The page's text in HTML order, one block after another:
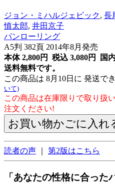
ジョン・ミハルジェビック, 長
慎太郎, 井田京子
パンローリング
A5判 382頁 2014年8月発売
本体 2,800円 税込 3,080円
国内
送料無料です。
この商品は 8月10日に 発送で
いて)
この商品は在庫限りで取り扱
注文ください!
読者の声 第2版はこちら
「あなたの性格に合った